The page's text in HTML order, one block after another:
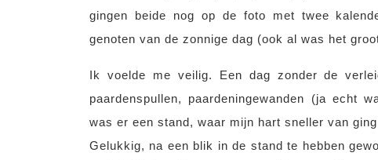
gingen beide nog op de foto met twee
genoten van de zonnige dag (ook al was het
Ik voelde me veilig. Een dag zonder de
paardenspullen, paardeningewanden (ja echt
was er een stand, waar mijn hart sneller van
Gelukkig, na een blik in de stand te hebben